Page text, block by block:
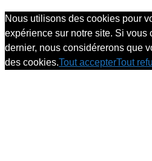
Nous utilisons des cookies pour
expérience sur notre site. Si vous
dernier, nous considérerons que
des cookies.Tout accepterTout